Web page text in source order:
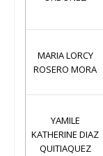
MARIA LORCY
ROSERO MORA
YAMILE
KATHERINE DIAZ
QUITIAQUEZ